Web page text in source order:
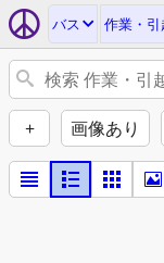
バス 作業・引
+ 画像あり